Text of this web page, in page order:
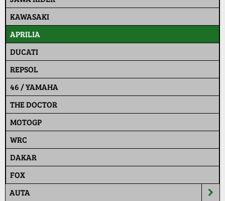
KAWASAKI
APRILIA
DUCATI
REPSOL
46 / YAMAHA
THE DOCTOR
MOTOGP
WRC
DAKAR
FOX
AUTA